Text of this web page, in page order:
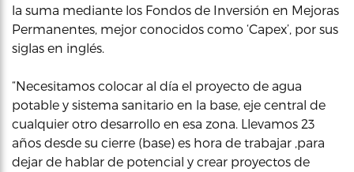
la suma mediante los Fondos de Inversión en Mejoras
Permanentes, mejor conocidos como ‘Capex’, por sus
siglas en inglés.
“Necesitamos colocar al día el proyecto de agua
potable y sistema sanitario en la base, eje central de
cualquier otro desarrollo en esa zona. Llevamos 23
años desde su cierre (base) es hora de trabajar ,para
dejar de hablar de potencial y crear proyectos de